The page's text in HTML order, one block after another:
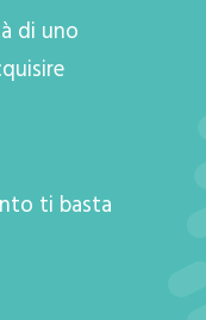
di uno
ti basta